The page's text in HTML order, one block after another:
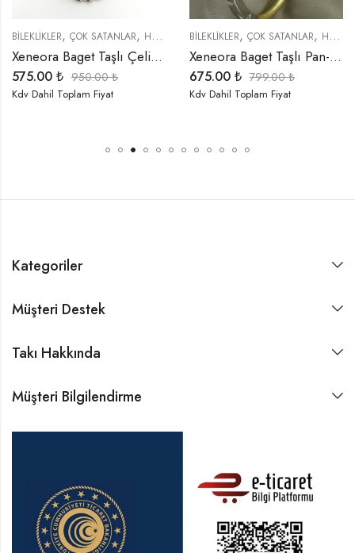
,KOLYELER,ÖZEL SERİLER TREND ÜRÜNLER ,YENI GELENLER
BİLEKLİKLER, ÇOK SATANLAR, HEDIYELER ,İNDIRIMLI ÜRÜNLER,ÖZEL SERİLER
Xeneora Baget Taşlı Çelik Bileklik
575.00 ₺ 950.00₺
Kdv Dahil Toplam Fiyat
BİLEKLİKLER, ÇOK SATANLAR, HEDIYELER
Xeneora Baget Taşlı Pan-Dora Kelepçe Bileklik
675.00 ₺ 799.00₺
Kdv Dahil Toplam Fiyat
Kategoriler
Müşteri Destek
Takı Hakkında
Müşteri Bilgilendirme